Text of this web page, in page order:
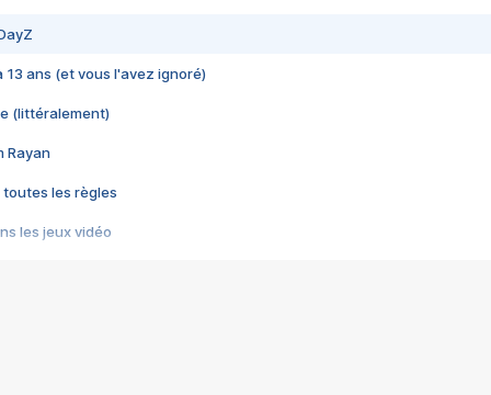
13 ans (et vous l'avez ignoré)
(littéralement)
Rayan
toutes les règles
les jeux vidéo